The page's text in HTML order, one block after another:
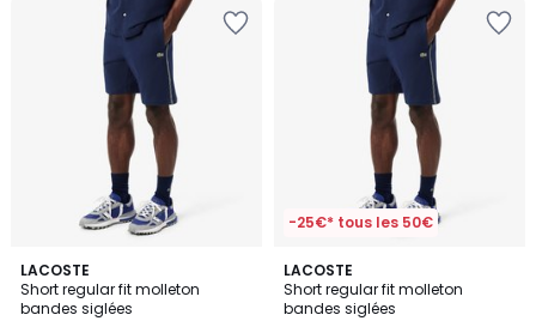
LACOSTE
Short regular fit molleton
bandes siglées
-25€* tous les 50€
LACOSTE
Short regular fit molleton
bandes siglées